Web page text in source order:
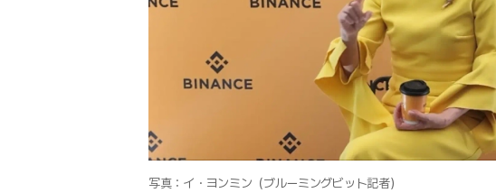
写真：イ・ヨンミン（ブルーミングビット記者）